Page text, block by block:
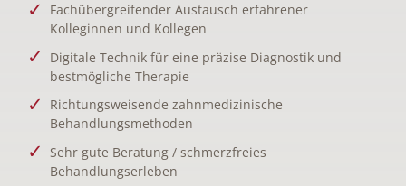
Fachübergreifender Austausch erfahrener
Kolleginnen und Kollegen
Digitale Technik für eine präzise Diagnostik und
bestmögliche Therapie
Richtungsweisende zahnmedizinische
Behandlungsmethoden
Sehr gute Beratung / schmerzfreies
Behandlungserleben